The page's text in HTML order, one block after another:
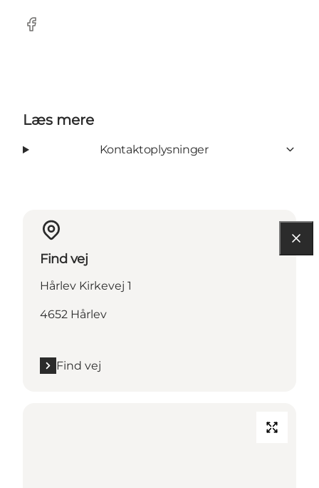
Facebook
Læs mere
Kontaktoplysninger
Find vej
Hårlev Kirkevej 1
4652 Hårlev
Find vej